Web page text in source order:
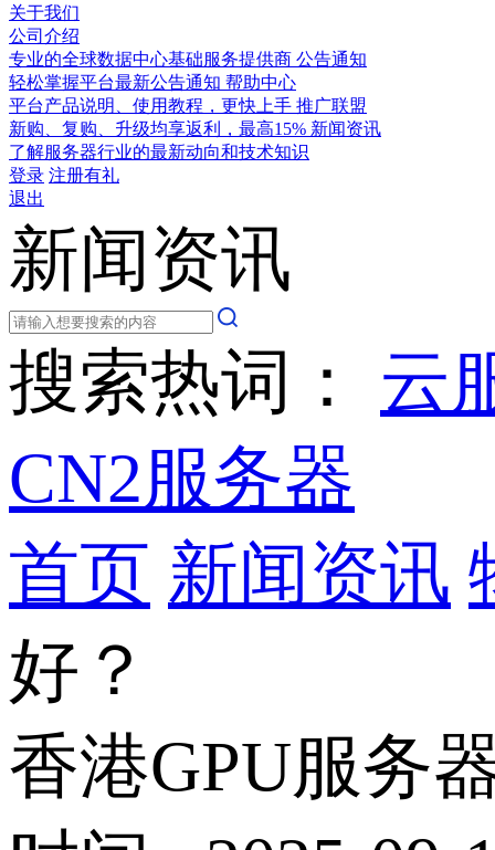
关于我们
公司介绍
专业的全球数据中心基础服务提供商 公告通知
轻松掌握平台最新公告通知 帮助中心
平台产品说明、使用教程，更快上手 推广联盟
新购、复购、升级均享返利，最高15% 新闻资讯
了解服务器行业的最新动向和技术知识
登录 注册有礼
退出
新闻资讯
搜索热词： 云
CN2服务器
首页 新闻资讯
好？
香港GPU服务